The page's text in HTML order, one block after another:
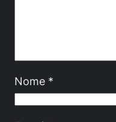
Nome *